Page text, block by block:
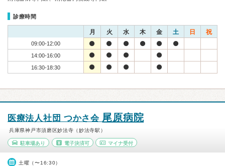
診療時間
月 火 水 木 金 土 日 祝
09:00-12:00
14:00-16:00
16:30-18:30
医療法人社団 つかさ会 尾原病院
兵庫県神戸市須磨区妙法寺（妙法寺駅）
駐車場あり 電子決済可 マイナ受付
土曜（〜16:30）